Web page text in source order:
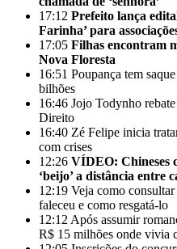
17:12 Prefeito lança
Farinha’ para
17:05 Filhas encontram
Nova Floresta
16:51 Poupança tem
bilhões
16:46 Jojo Todynho
Direito
16:40 Zé Felipe inicia
com crises
12:26 VÍDEO: Chineses
‘beijo’ a distância entre
12:19 Veja como
faleceu e como resgatá-lo
12:12 Após assumir
R$ 15 milhões onde vivia